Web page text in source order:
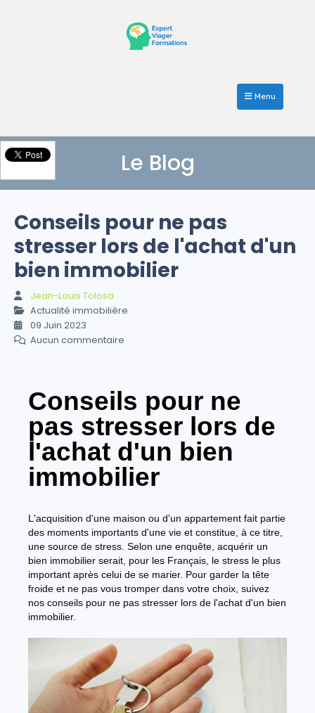
Menu
Le Blog
Conseils pour ne pas
stresser lors de l'achat d'un
bien immobilier
Jean-Louis Tolosa
Actualité immobilière
09 Juin 2023
Aucun commentaire
Conseils pour ne
pas stresser lors de
l'achat d'un bien
immobilier
L'acquisition d'une maison ou d'un appartement fait partie
des moments importants d'une vie et constitue, à ce titre,
une source de stress. Selon une enquête, acquérir un
bien immobilier serait, pour les Français, le stress le plus
important après celui de se marier. Pour garder la tête
froide et ne pas vous tromper dans votre choix, suivez
nos conseils pour ne pas stresser lors de l'achat d'un bien
immobilier.